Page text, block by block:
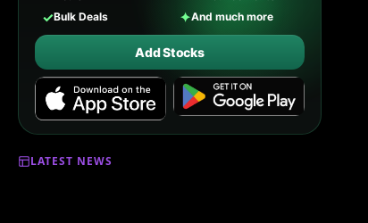
✓Bulk Deals ✦And much more
Add Stocks
LATEST NEWS